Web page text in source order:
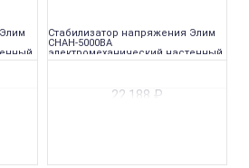
Стабилизатор напряжения Элим
СНАН-5000ВА
электромеханический настенный
22 188 ₽